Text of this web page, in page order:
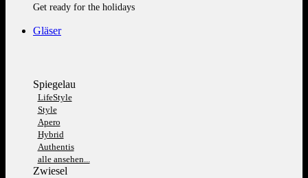
Get ready for the holidays
Gläser
Spiegelau
LifeStyle
Style
Apero
Hybrid
Authentis
alle ansehen...
Zwiesel